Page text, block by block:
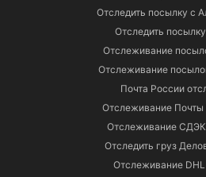
Отследить посылку с
Отследить
Отслеживание
Отслеживание
Почта России
Отслеживание
Отслеживание
Отследить груз
Отслеживание DHL